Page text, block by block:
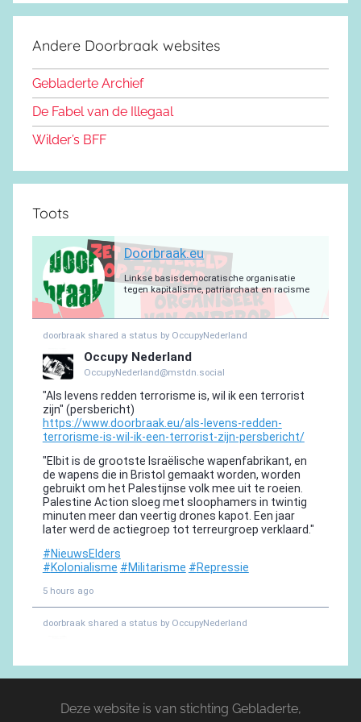
o
n
s
u
g
s
a
m
b
o
o
k
Andere Doorbraak websites
Gebladerte Archief
De Fabel van de Illegaal
Wilder’s BFF
Toots
Deze website is van stichting Gebladerte,